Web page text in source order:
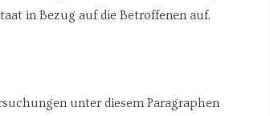
in Bezug auf die Betroffenen auf.
unter diesem Paragraphen